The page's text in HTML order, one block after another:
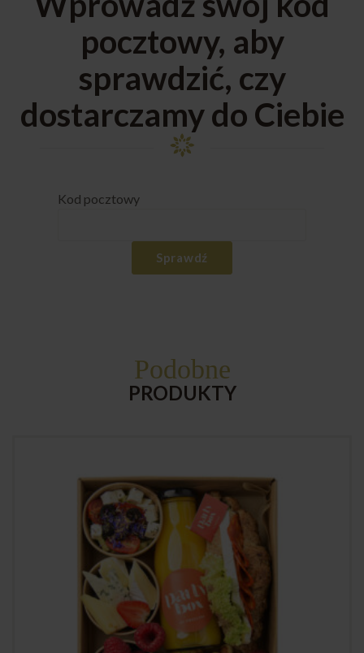
pocztowy, aby
sprawdzić, czy
dostarczamy do Ciebie
Kod pocztowy
Sprawdź
Podobne
PRODUKTY